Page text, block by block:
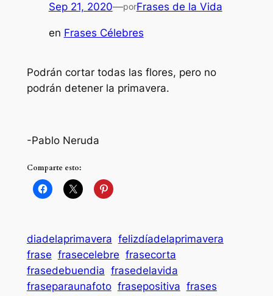
Sep 21, 2020—porFrases de la Vida
en Frases Célebres
Podrán cortar todas las flores, pero no
podrán detener la primavera.
-Pablo Neruda
Comparte esto:
diadelaprimavera felizdíadelaprimavera
frase frasecelebre frasecorta
frasedebuendia frasedelavida
fraseparaunafoto frasepositiva frases